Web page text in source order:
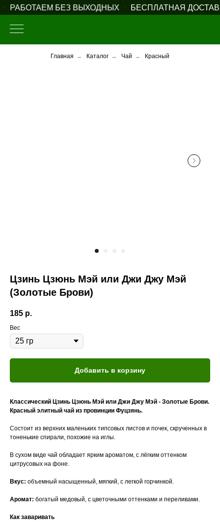
РАБОТАЕМ БЕЗ ВЫХОДНЫХ БЕСПЛАТНАЯ
Главная → Каталог → Чай → Красный
Цзинь Цзюнь Мэй или Джи Джу Мэй
(Золотые Брови)
185 р.
Вес
Добавить в корзину
Классический Цзинь Цзюнь Мэй или Джи Джу Мэй - Золотые Брови.
Красный элитный чай из провинции Фуцзянь.
Состоит из верхних маленьких типсовых листов и почек, скрученных в
тоненькие спирали, похожие на иглы.
В сухом виде чай обладает ярким ароматом, с лёгким оттенком
цитрусовых на фоне.
Вкус: объемный насыщенный, мягкий, с легкой горчинкой.
Аромат: богатый медовый, с цветочными оттенками и переливами.
Как заваривать